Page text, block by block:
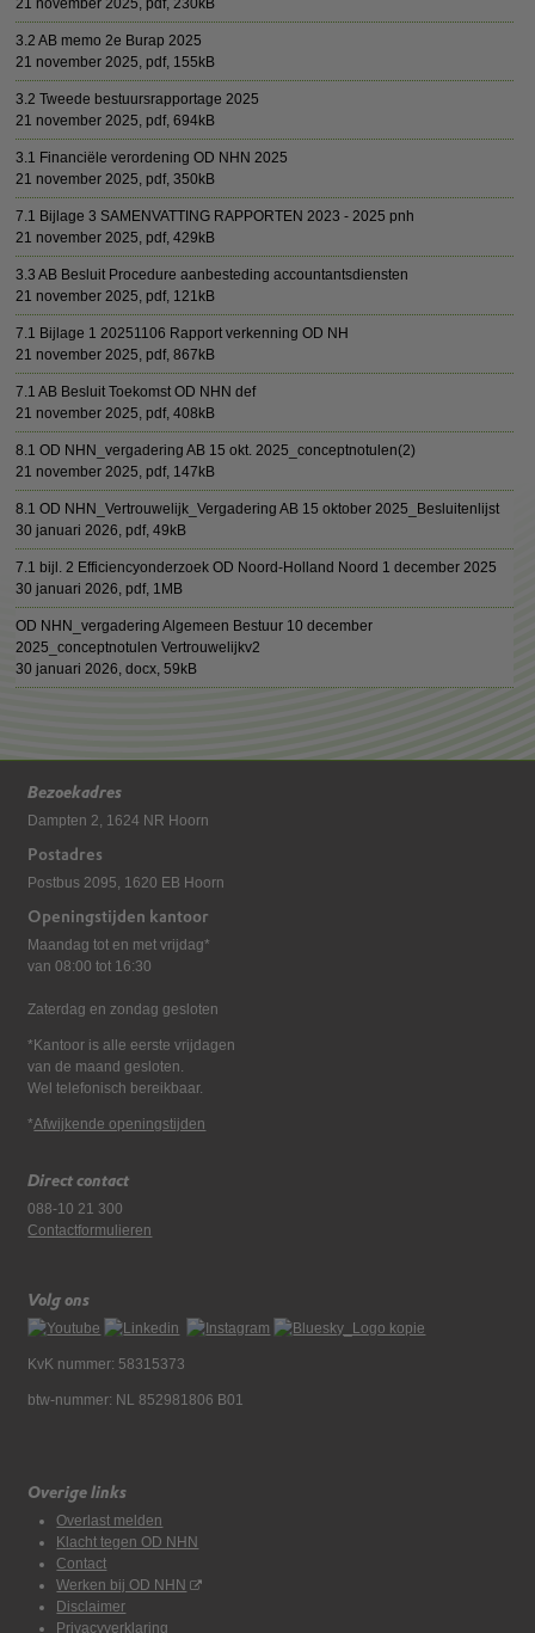
21 november 2025, pdf, 230kB
3.2 AB memo 2e Burap 2025
21 november 2025, pdf, 155kB
3.2 Tweede bestuursrapportage 2025
21 november 2025, pdf, 694kB
3.1 Financiële verordening OD NHN 2025
21 november 2025, pdf, 350kB
7.1 Bijlage 3 SAMENVATTING RAPPORTEN 2023 - 2025 pnh
21 november 2025, pdf, 429kB
3.3 AB Besluit Procedure aanbesteding accountantsdiensten
21 november 2025, pdf, 121kB
7.1 Bijlage 1 20251106 Rapport verkenning OD NH
21 november 2025, pdf, 867kB
7.1 AB Besluit Toekomst OD NHN def
21 november 2025, pdf, 408kB
8.1 OD NHN_vergadering AB 15 okt. 2025_conceptnotulen(2)
21 november 2025, pdf, 147kB
8.1 OD NHN_Vertrouwelijk_Vergadering AB 15 oktober 2025_Besluitenlijst
30 januari 2026, pdf, 49kB
7.1 bijl. 2 Efficiencyonderzoek OD Noord-Holland Noord 1 december 2025
30 januari 2026, pdf, 1MB
OD NHN_vergadering Algemeen Bestuur 10 december
2025_conceptnotulen Vertrouwelijkv2
30 januari 2026,docx, 59kB
Bezoekadres
Dampten 2, 1624 NR Hoorn
Postadres
Postbus 2095, 1620 EB Hoorn
Openingstijden kantoor
Maandag tot en met vrijdag*
van 08:00 tot 16:30
Zaterdag en zondag gesloten
*Kantoor is alle eerste vrijdagen
van de maand gesloten.
Wel telefonisch bereikbaar.
*Afwijkende openingstijden
Direct contact
088-10 21 300
Contactformulieren
Volg ons
KvK nummer: 58315373
btw-nummer: NL 852981806 B01
Overige links
Overlast melden
Klacht tegen OD NHN
Contact
Werken bij OD NHN
Disclaimer
Privacyverklaring